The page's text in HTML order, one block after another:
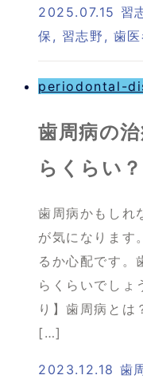
2025.07.15 習
保 , 習志野 , 歯
periodontal-
歯周病の
らくらい？
歯周病かもしれ
が気になります
るか心配です。
らくらいでしょ
り】歯周病とは
[…]
2023.12.18 歯